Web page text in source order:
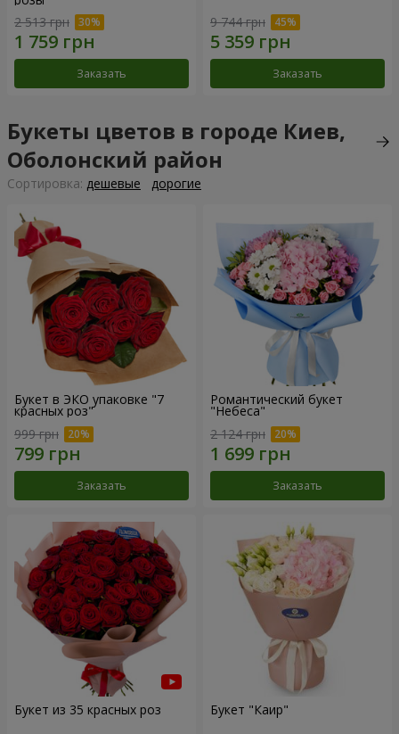
2 513 грн
Заказать
9 744 грн
Заказать
Букеты цветов в городе Киев,
Оболонский район
Cортировка: дешевые дорогие
Букет в ЭКО упаковке "7
красных роз"
999 грн
Заказать
Романтический букет
"Небеса"
2 124 грн
Заказать
Букет из 35 красных роз Букет "Каир"